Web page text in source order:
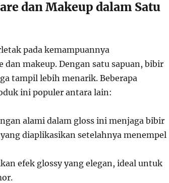
dan Makeup dalam Satu
pada kemampuannya
makeup. Dengan satu sapuan, bibir
tampil lebih menarik. Beberapa
ini populer antara lain:
alami dalam gloss ini menjaga bibir
diaplikasikan setelahnya menempel
efek glossy yang elegan, ideal untuk